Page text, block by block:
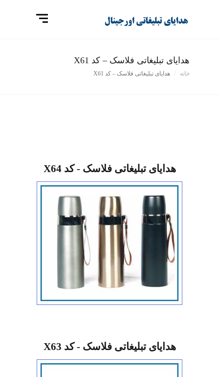
هدایای تبلیغاتی فلاسک – کد X61
خانه هدایای تبلیغاتی فلاسک – کد X61
هدایای تبلیغاتی فلاسک - کد X64
هدایای تبلیغاتی فلاسک - کد X63